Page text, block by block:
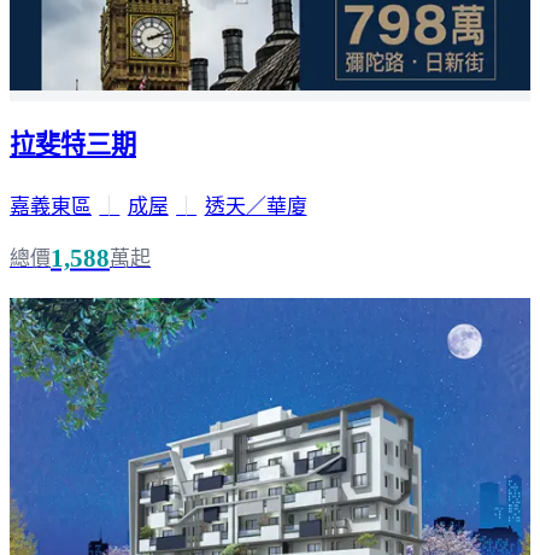
拉斐特三期
嘉義東區 成屋 透天／華廈
總價1,588萬起